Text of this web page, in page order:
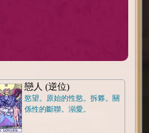
戀人 (逆位)
慾望。原始的性慾。拆夥。關
係性的斷聯。溺愛。